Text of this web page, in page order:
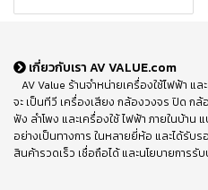
เกี่ยวกับเรา AV VALUE.com
AV Value ร้านจำหน่ายเครื่องใช้ไฟฟ้า
จะ เป็นทีวี เครื่องเสียง กล้องวงจร ปิด ก
ฟัง ลำโพง และเครื่องใช้ ไฟฟ้า ภายในบ้า
อย่างเป็นทางการ ในหลายยี่ห้อ และได้รับ
สินค้ารวดเร็ว เชื่อถือได้ และนโยบายการรั